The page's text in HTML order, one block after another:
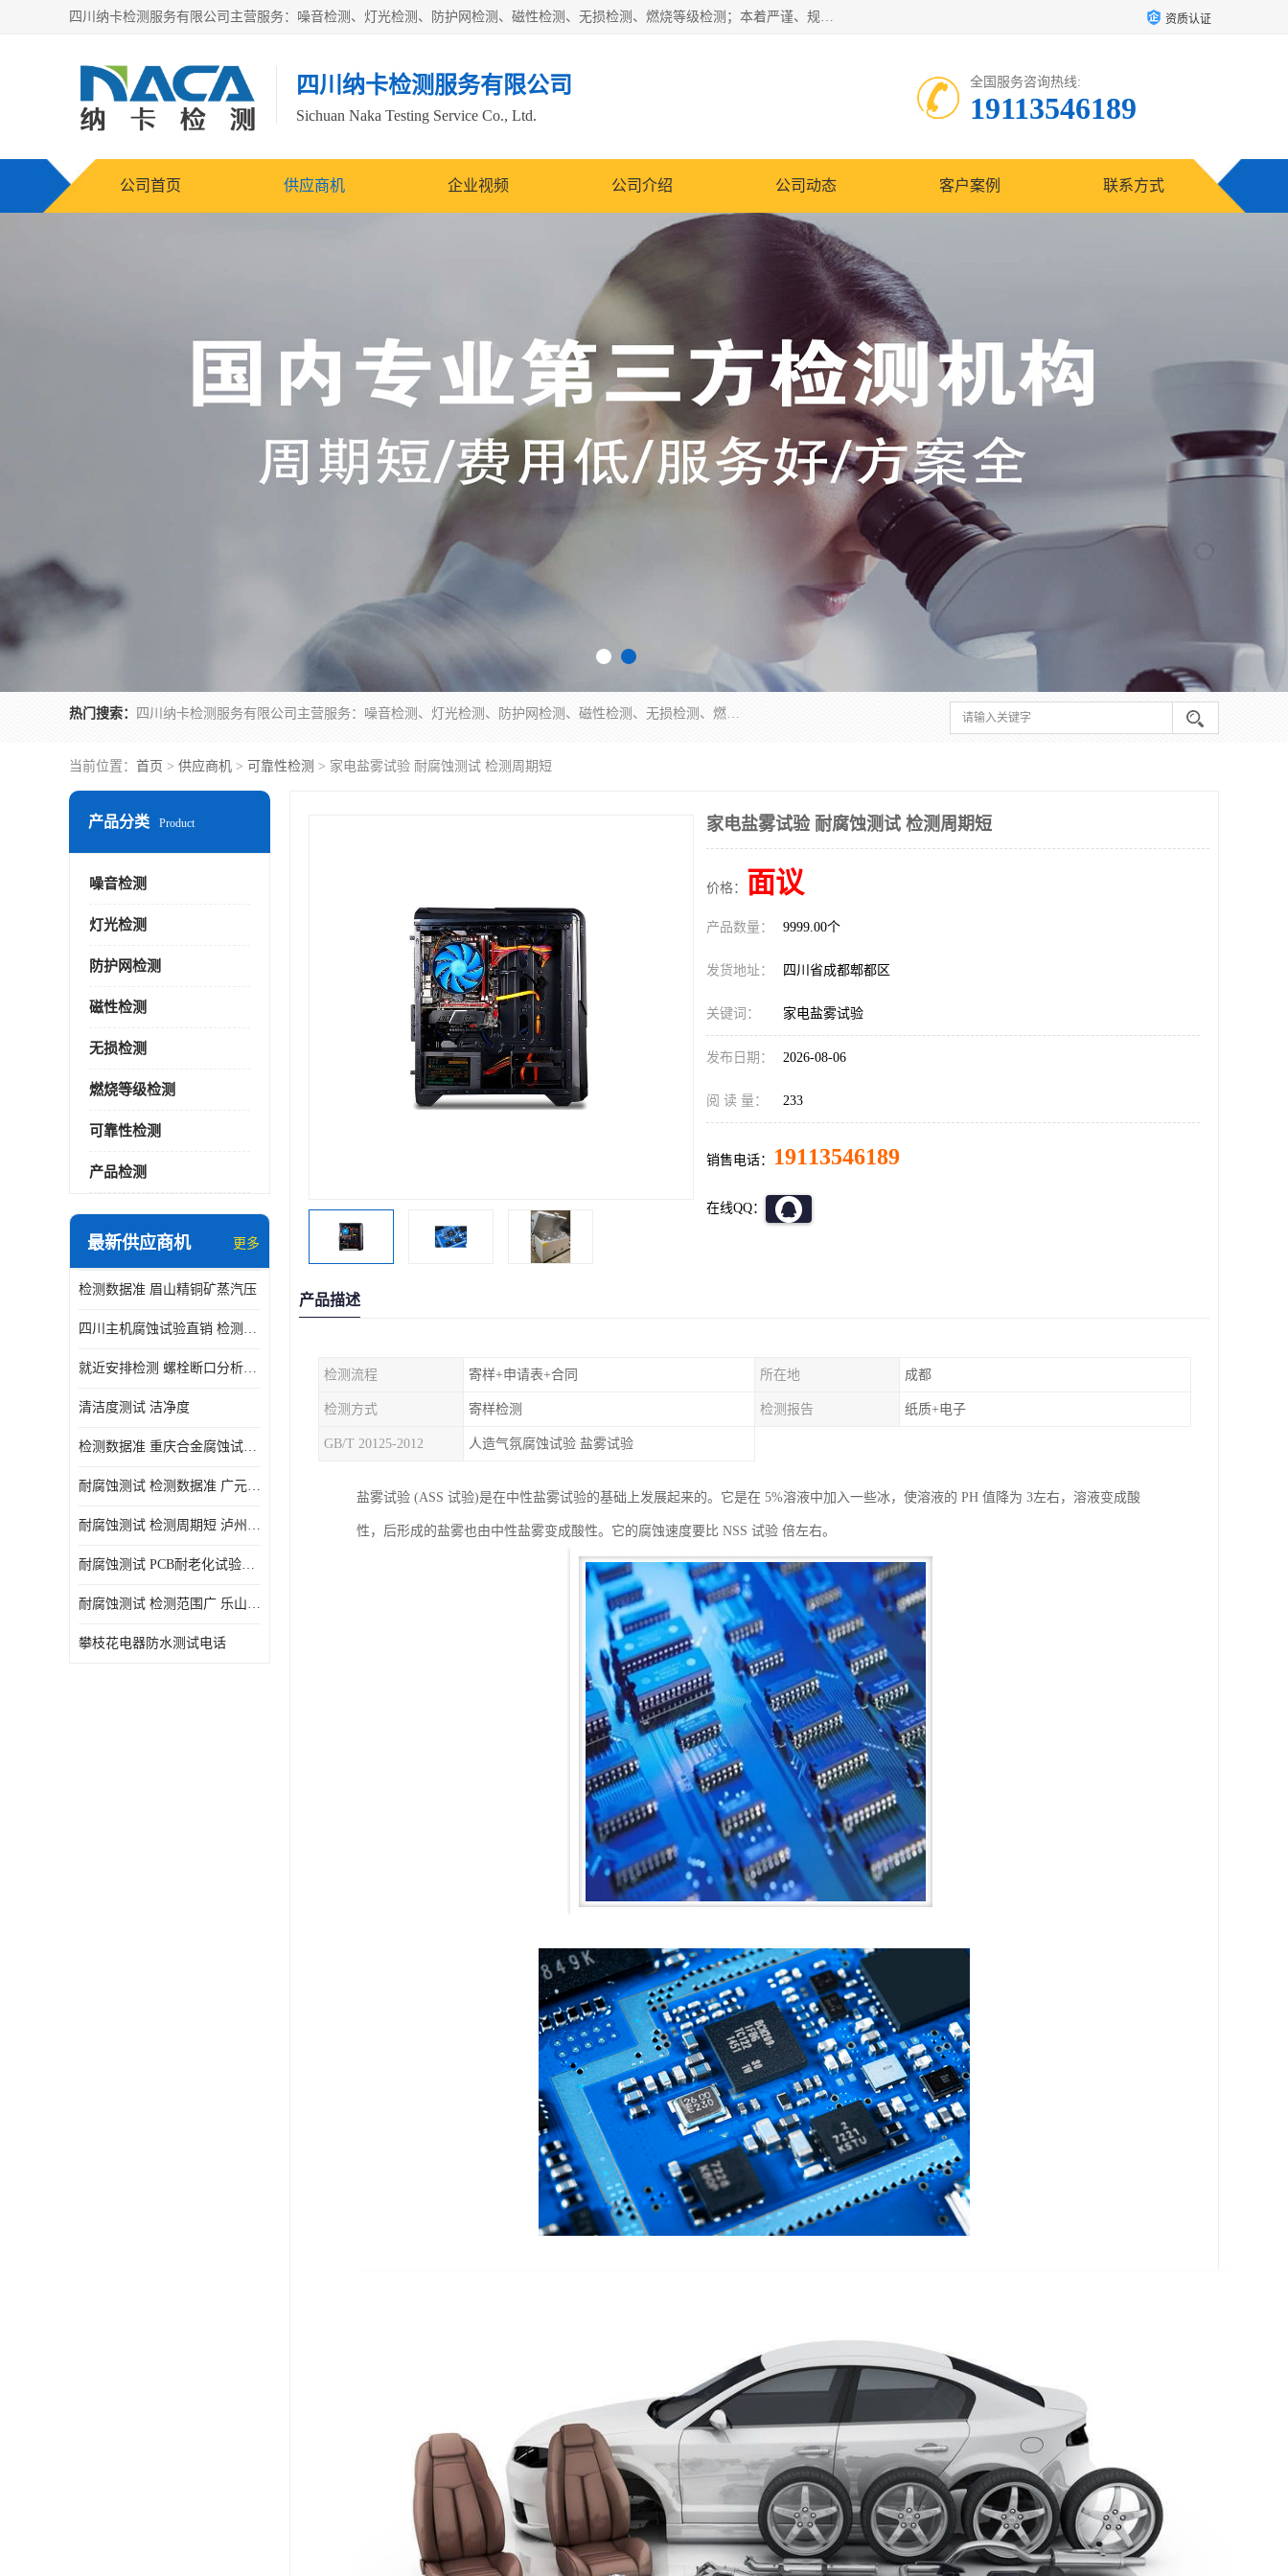
四川纳卡检测服务有限公司主营服务：噪音检测、灯光检测、防护网检测、磁性检测、无损检测、燃烧等级检测；本着严谨、规范的态度严格执行国家现行标准、规范及规程，奉行“科学公正、准确、持续改进、诚信服务”的企业价值和“科学、信誉、服务”的企业宗旨，竭诚为广大客户服务。 资质认证
四川纳卡检测服务有限公司
Sichuan Naka Testing Service Co., Ltd.
全国服务咨询热线:
19113546189
公司首页 供应商机 企业视频 公司介绍 公司动态 客户案例 联系方式
热门搜索： 四川纳卡检测服务有限公司主营服务：噪音检测、灯光检测、防护网检测、磁性检测、无损检测、燃烧等级检测；本着严谨、规范的态度严格执行国家现行标准、规范及规程，奉行“科学公正、准确、持续改进、诚信服务”的企业价值和“科学、信誉、服务”的企业宗旨，竭诚为广大客户服务。
当前位置： 首页 > 供应商机 > 可靠性检测 > 家电盐雾试验 耐腐蚀测试 检测周期短
产品分类 Product
噪音检测
灯光检测
防护网检测
磁性检测
无损检测
燃烧等级检测
可靠性检测
产品检测
最新供应商机 更多
检测数据准 眉山精铜矿蒸汽压
四川主机腐蚀试验直销 检测数据准
就近安排检测 螺栓断口分析公司 断裂失效分析
清洁度测试 洁净度
检测数据准 重庆合金腐蚀试验厂商
耐腐蚀测试 检测数据准 广元家电腐蚀试验
耐腐蚀测试 检测周期短 泸州仪器仪表盐雾试验
耐腐蚀测试 PCB耐老化试验供应 就近安排检测
耐腐蚀测试 检测范围广 乐山腐蚀试验供应
攀枝花电器防水测试电话
家电盐雾试验 耐腐蚀测试 检测周期短
价格： 面议
产品数量： 9999.00个
发货地址： 四川省成都郫都区
关键词： 家电盐雾试验
发布日期： 2026-08-06
阅 读 量： 233
销售电话： 19113546189
在线QQ：
产品描述
检测流程 寄样+申请表+合同 所在地 成都
检测方式 寄样检测 检测报告 纸质+电子
GB/T 20125-2012 人造气氛腐蚀试验 盐雾试验
盐雾试验 (ASS 试验)是在中性盐雾试验的基础上发展起来的。它是在 5%溶液中加入一些冰，使溶液的 PH 值降为 3左右，溶液变成酸
性，后形成的盐雾也由中性盐雾变成酸性。它的腐蚀速度要比 NSS 试验 倍左右。